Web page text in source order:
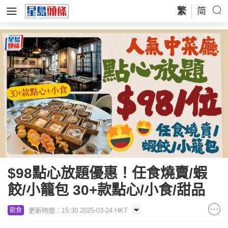
繁 简
$98點心放題優惠！任食燒賣/蝦
餃/小籠包 30+款點心/小食/甜品
飲食 更新時間：15:30 2025-03-24 HKT